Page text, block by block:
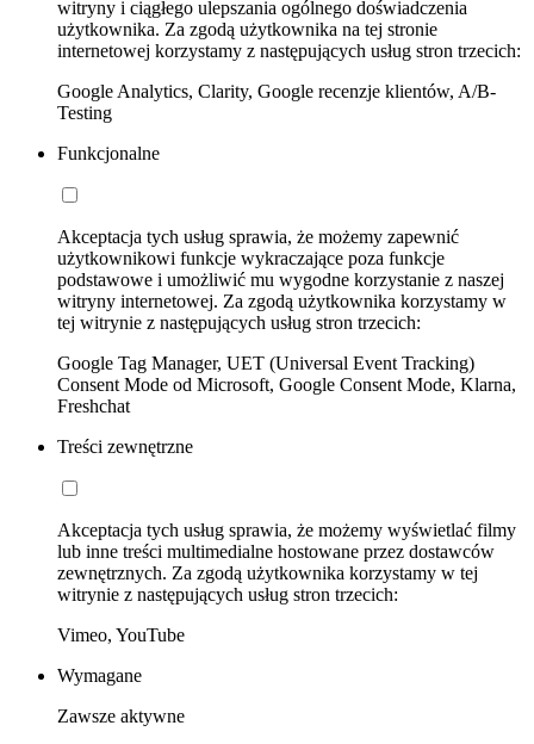
witryny i ciągłego ulepszania ogólnego doświadczenia
użytkownika. Za zgodą użytkownika na tej stronie
internetowej korzystamy z następujących usług stron trzecich:
Google Analytics, Clarity, Google recenzje klientów, A/B-
Testing
Funkcjonalne
Akceptacja tych usług sprawia, że możemy zapewnić
użytkownikowi funkcje wykraczające poza funkcje
podstawowe i umożliwić mu wygodne korzystanie z naszej
witryny internetowej. Za zgodą użytkownika korzystamy w
tej witrynie z następujących usług stron trzecich:
Google Tag Manager, UET (Universal Event Tracking)
Consent Mode od Microsoft, Google Consent Mode, Klarna,
Freshchat
Treści zewnętrzne
Akceptacja tych usług sprawia, że możemy wyświetlać filmy
lub inne treści multimedialne hostowane przez dostawców
zewnętrznych. Za zgodą użytkownika korzystamy w tej
witrynie z następujących usług stron trzecich:
Vimeo, YouTube
Wymagane
Zawsze aktywne